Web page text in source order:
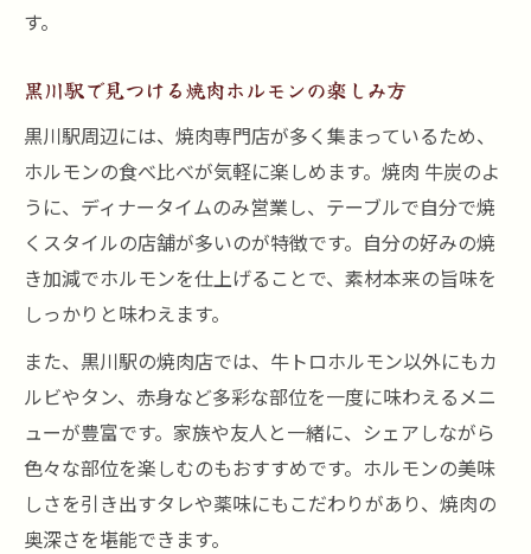
す。
黒川駅で見つける焼肉ホルモンの楽しみ方
黒川駅周辺には、焼肉専門店が多く集まっているため、
ホルモンの食べ比べが気軽に楽しめます。焼肉 牛炭のよ
うに、ディナータイムのみ営業し、テーブルで自分で焼
くスタイルの店舗が多いのが特徴です。自分の好みの焼
き加減でホルモンを仕上げることで、素材本来の旨味を
しっかりと味わえます。
また、黒川駅の焼肉店では、牛トロホルモン以外にもカ
ルビやタン、赤身など多彩な部位を一度に味わえるメニ
ューが豊富です。家族や友人と一緒に、シェアしながら
色々な部位を楽しむのもおすすめです。ホルモンの美味
しさを引き出すタレや薬味にもこだわりがあり、焼肉の
奥深さを堪能できます。